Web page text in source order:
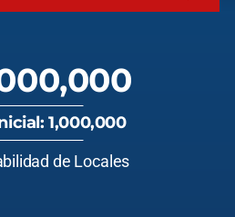
1,000,000
de Locales